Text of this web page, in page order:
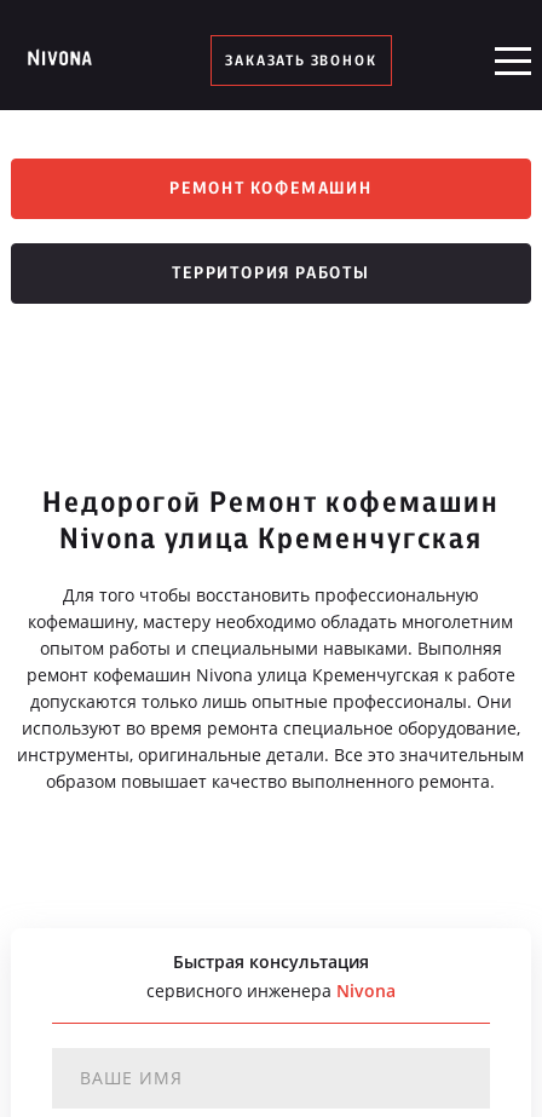
ЗАКАЗАТЬ ЗВОНОК
РЕМОНТ КОФЕМАШИН
ТЕРРИТОРИЯ РАБОТЫ
Недорогой Ремонт кофемашин
Nivona улица Кременчугская
Для того чтобы восстановить профессиональную
кофемашину, мастеру необходимо обладать многолетним
опытом работы и специальными навыками. Выполняя
ремонт кофемашин Nivona улица Кременчугская к работе
допускаются только лишь опытные профессионалы. Они
используют во время ремонта специальное оборудование,
инструменты, оригинальные детали. Все это значительным
образом повышает качество выполненного ремонта.
Быстрая консультация
сервисного инженера Nivona